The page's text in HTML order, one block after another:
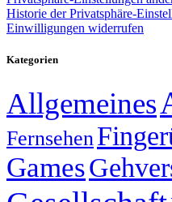
Historie der Privatsphäre-
Einwilligungen widerrufen
Kategorien
Allgemeines
Fernsehen
Games